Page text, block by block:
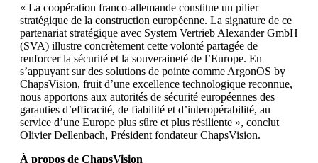
« La coopération franco-allemande constitue un pilier
stratégique de la construction européenne. La signature de ce
partenariat stratégique avec System Vertrieb Alexander GmbH
(SVA) illustre concrètement cette volonté partagée de
renforcer la sécurité et la souveraineté de l’Europe. En
s’appuyant sur des solutions de pointe comme ArgonOS by
ChapsVision, fruit d’une excellence technologique reconnue,
nous apportons aux autorités de sécurité européennes des
garanties d’efficacité, de fiabilité et d’interopérabilité, au
service d’une Europe plus sûre et plus résiliente », conclut
Olivier Dellenbach, Président fondateur ChapsVision.
À propos de ChapsVision